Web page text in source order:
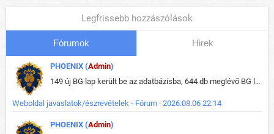
Legfrissebb hozzászólások
Fórumok Hirek
PHOENIX (Admin)
149 új BG lap került be az adatbázisba, 644 db meglévő BG lap módosult, bekerültek az új képek a megváltozott lapokhoz is.
Weboldal javaslatok/észrevételek - Fórum · 2026.08.06 22:14
PHOENIX (Admin)